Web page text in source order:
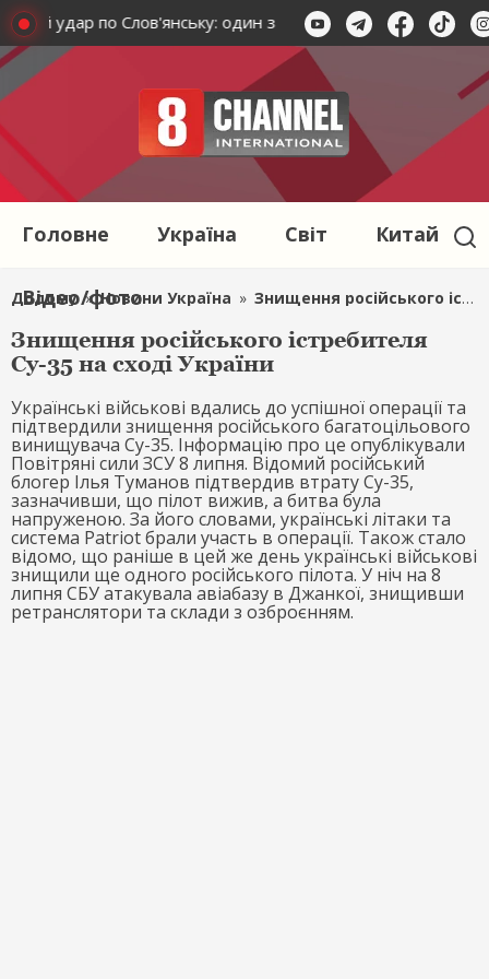
удар по Слов'янську: один загиблий і п'ятеро
Головне Україна Світ Китай
Відео/фото
Додому » Новини Україна » Знищення російського істребителя Су-35 на сході України
Знищення російського істребителя
Су-35 на сході України
Українські військові вдались до успішної операції та
підтвердили знищення російського багатоцільового
винищувача Су-35. Інформацію про це опублікували
Повітряні сили ЗСУ 8 липня. Відомий російський
блогер Ілья Туманов підтвердив втрату Су-35,
зазначивши, що пілот вижив, а битва була
напруженою. За його словами, українські літаки та
система Patriot брали участь в операції. Також стало
відомо, що раніше в цей же день українські військові
знищили ще одного російського пілота. У ніч на 8
липня СБУ атакувала авіабазу в Джанкої, знищивши
ретранслятори та склади з озброєнням.